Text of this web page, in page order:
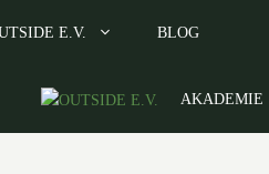
E.V. BLOG
AKADEMIE